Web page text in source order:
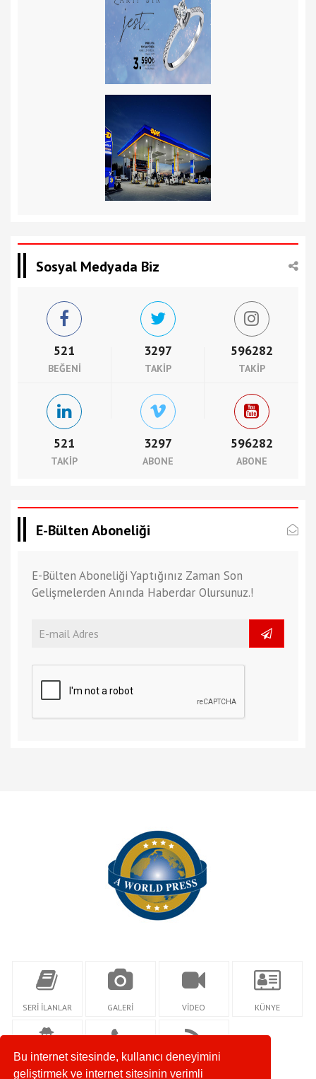
Bu internet sitesinde, kullanıcı deneyimini
geliştirmek ve internet sitesinin verimli
Sosyal Medyada Biz
521
BEĞENI
3297
TAKIP
596282
TAKIP
521
TAKIP
3297
ABONE
596282
ABONE
E-Bülten Aboneliği
E-Bülten Aboneliği Yaptığınız Zaman Son
Gelişmelerden Anında Haberdar Olursunuz.!
SERİ İLANLAR GALERİ VİDEO KÜNYE
RSS